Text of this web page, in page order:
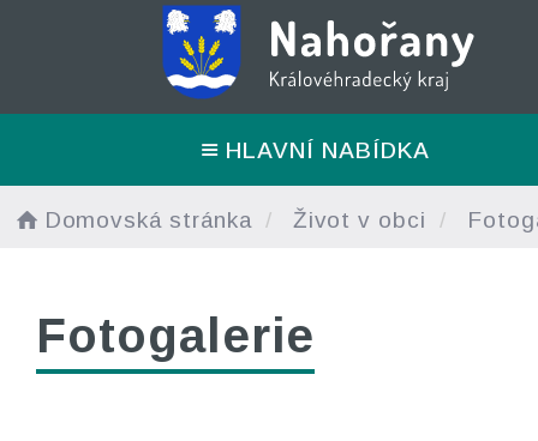
HLAVNÍ NABÍDKA
Domovská stránka Život v obci
Fotogalerie